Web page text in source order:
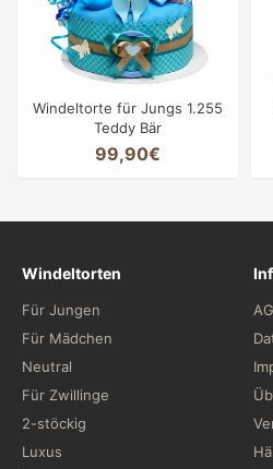
Windeltorte für Jungs 1.255
Teddy Bär
99,90€
Windeltorten
Für Jungen
Für Mädchen
Neutral
Für Zwillinge
2-stöckig
Luxus